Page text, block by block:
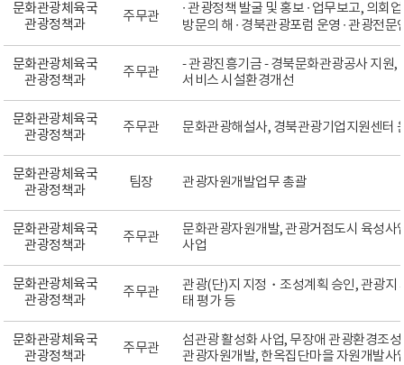
문화관광체육국
관광정책과
주무관
∙ 관광정책 발굴 및 홍보 ∙ 업무보고, 의회
방문의 해 ∙ 경북관광포럼 운영 ∙ 관광전
문화관광체육국
관광정책과
주무관
- 관광진흥기금 - 경북문화관광공사 지원,
서비스 시설환경개선
문화관광체육국
관광정책과
주무관 문화관광해설사, 경북관광기업지원센터
문화관광체육국
관광정책과
팀장 관광자원개발업무 총괄
문화관광체육국
관광정책과
주무관
문화관광자원개발, 관광거점도시 육성사
사업
문화관광체육국
관광정책과
주무관
관광(단)지 지정・조성계획 승인, 관광지
태 평가 등
문화관광체육국
관광정책과
주무관
섬관광 활성화 사업, 무장애 관광환경조
관광자원개발, 한옥집단마을 자원개발사